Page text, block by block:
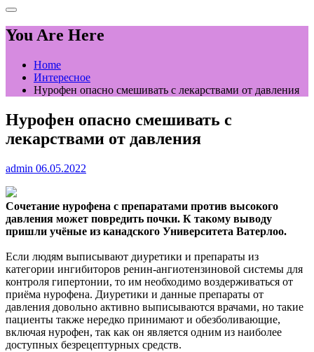
You Are Here
Home
Интересное
Нурофен опасно смешивать с лекарствами от давления
Нурофен опасно смешивать с
лекарствами от давления
admin 06.05.2022
Сочетание нурофена с препаратами против высокого
давления может повредить почки. К такому выводу
пришли учёные из канадского Университета Ватерлоо.
Если людям выписывают диуретики и препараты из
категории ингибиторов ренин-ангиотензиновой системы для
контроля гипертонии, то им необходимо воздерживаться от
приёма нурофена. Диуретики и данные препараты от
давления довольно активно выписываются врачами, но такие
пациенты также нередко принимают и обезболивающие,
включая нурофен, так как он является одним из наиболее
доступных безрецептурных средств.